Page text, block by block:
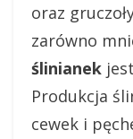
oraz
zarówno
ślinianek
Produkcja
cewek i